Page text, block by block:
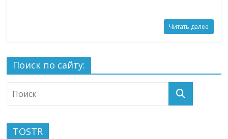
Читать далее
Поиск по сайту:
TOSTR